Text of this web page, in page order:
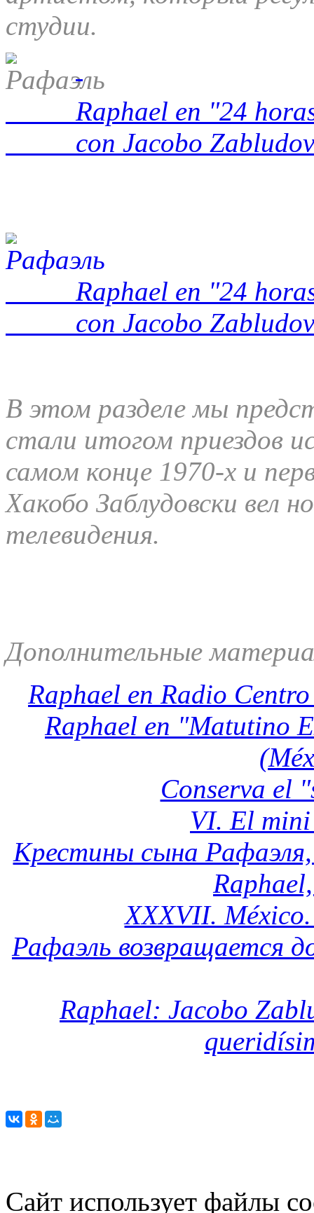
студии.
Raphael en "24
con Jacobo
Raphael en "24
con Jacobo
В этом разделе мы
стали итогом приездов
самом конце 1970-х и
Хакобо Заблудовски вел
телевидения.
Дополнительные
Raphael en Radio
Raphael en "Matutino
Conserva el
VI. El
Крестины сына
XXXVII.
Рафаэль возвращается
Raphael: Jacobo
Сайт использует файлы